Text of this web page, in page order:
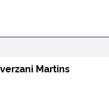
Martins